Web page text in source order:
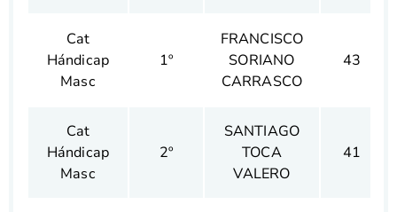
Cat
Hándicap
Masc
1º
FRANCISCO
SORIANO
CARRASCO
43
Cat
Hándicap
Masc
2º
SANTIAGO
TOCA
VALERO
41